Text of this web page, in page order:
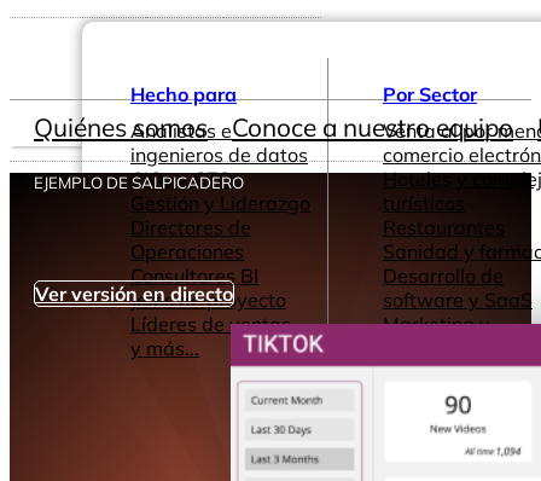
Hecho para
Analistas e
ingenieros de datos
CIOs y CTOs
Gestión y Liderazgo
Directores de
Operaciones
Consultores BI
Jefes de proyecto
Líderes de ventas
y más...
Por Sector
Venta al por
comercio
Hoteles y
turísticos
Restaurantes
Sanidad y
Desarrollo de
software y SaaS
Marketing y
Servicios de
Consultoría
y más...
Quiénes somos Conoce a nuestro equipo
EJEMPLO DE SALPICADERO
Ver versión en directo